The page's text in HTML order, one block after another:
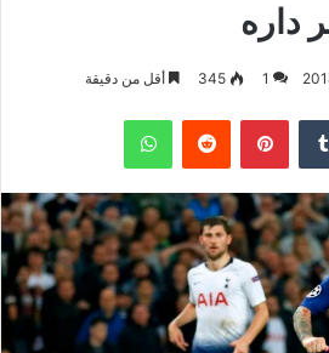
داره
1
345 أقل من دقيقة
بينتيريست واتساب